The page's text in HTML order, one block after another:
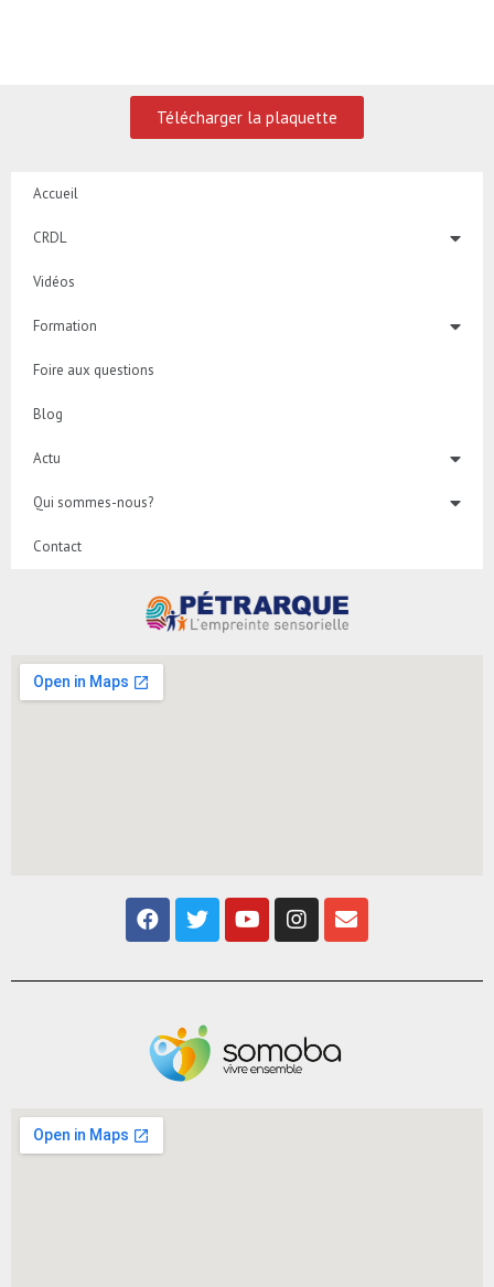
Télécharger la plaquette
Accueil
CRDL
Vidéos
Formation
Foire aux questions
Blog
Actu
Qui sommes-nous?
Contact